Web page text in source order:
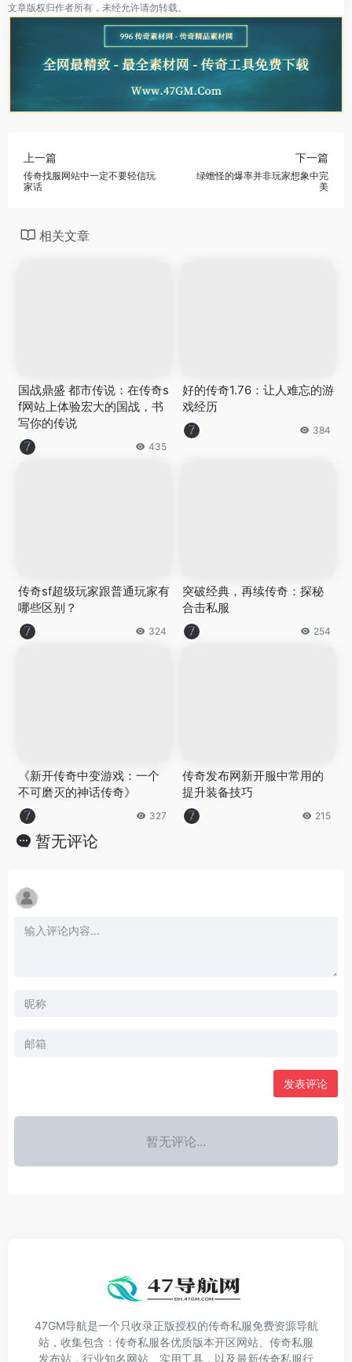
文章版权归作者所有，未经允许请勿转载。
上一篇
传奇找服网站中一定不要轻信玩
家话
下一篇
绿蟾怪的爆率并非玩家想象中完
美
相关文章
国战鼎盛 都市传说：在传奇s
f网站上体验宏大的国战，书
写你的传说
435
好的传奇1.76：让人难忘的游
戏经历
384
传奇sf超级玩家跟普通玩家有
哪些区别？
324
突破经典，再续传奇：探秘
合击私服
254
《新开传奇中变游戏：一个
不可磨灭的神话传奇》
327
传奇发布网新开服中常用的
提升装备技巧
215
暂无评论
发表评论
暂无评论...
47GM导航是一个只收录正版授权的传奇私服免费资源导航
站，收集包含：传奇私服各优质版本开区网站、传奇私服
发布站，行业知名网站、实用工具，以及最新传奇私服行